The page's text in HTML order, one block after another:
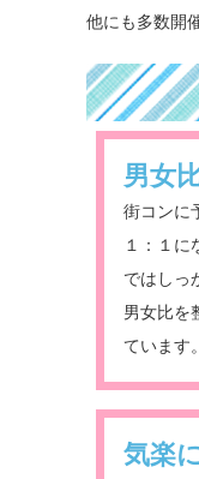
他にも多数開
男女
街コンに
１：１に
ではしっ
男女比を
ています。
気楽